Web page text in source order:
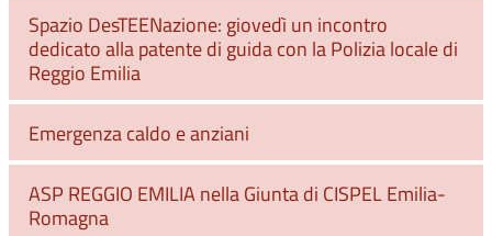
Spazio DesTEENazione: giovedì un incontro
dedicato alla patente di guida con la Polizia locale di
Reggio Emilia
Emergenza caldo e anziani
ASP REGGIO EMILIA nella Giunta di CISPEL Emilia-
Romagna